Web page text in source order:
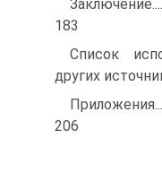
183
Список
других
206